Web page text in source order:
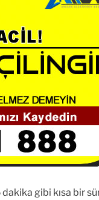
gibi kısa bir